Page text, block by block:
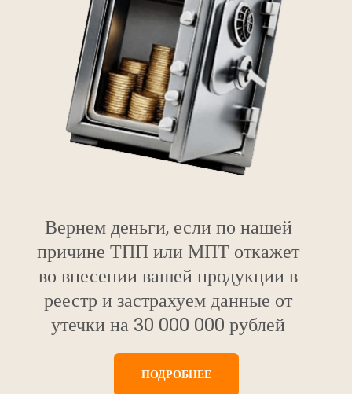
Вернем деньги, если по нашей
причине ТПП или МПТ откажет
во внесении вашей продукции в
реестр и застрахуем данные от
утечки на 30 000 000 рублей
ПОДРОБНЕЕ